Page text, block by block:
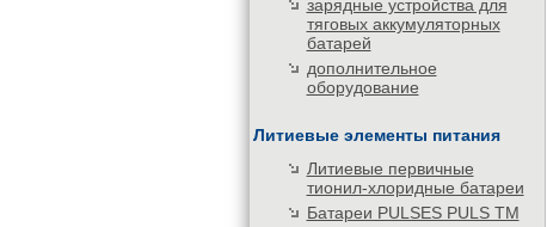
зарядные устройства для
тяговых аккумуляторных
батарей
дополнительное
оборудование
Литиевые элементы питания
Литиевые первичные
тионил-хлоридные батареи
Батареи PULSES PULS TM